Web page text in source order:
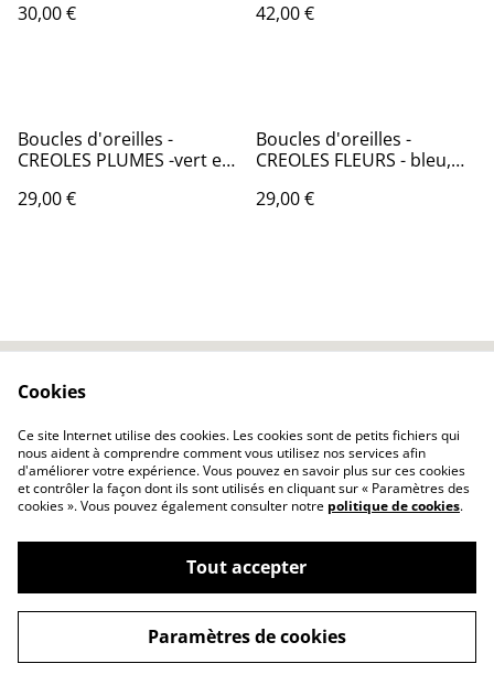
30,00 € 42,00 €
Boucles d'oreilles -
CREOLES PLUMES -vert et
29,00 €
Boucles d'oreilles -
CREOLES FLEURS - bleu,
29,00 €
Politique de
confidentialité
Politique de cookies
©2026Poëco
powered by
Cookies
Ce site Internet utilise des cookies. Les cookies sont de petits fichiers qui
nous aident à comprendre comment vous utilisez nos services afin
d'améliorer votre expérience. Vous pouvez en savoir plus sur ces cookies
et contrôler la façon dont ils sont utilisés en cliquant sur « Paramètres des
cookies ». Vous pouvez également consulter notre politique de cookies.
Tout accepter
Paramètres de cookies